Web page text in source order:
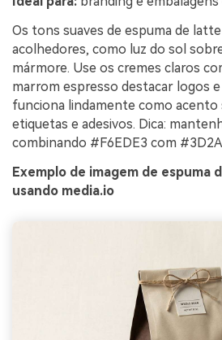
Os tons suaves de espuma de
acolhedores, como luz do sol
mármore. Use os cremes claros
marrom espresso destacar logos
funciona lindamente como acento
etiquetas e adesivos. Dica:
combinando #F6EDE3 com
Exemplo de imagem de espuma
usando media.io